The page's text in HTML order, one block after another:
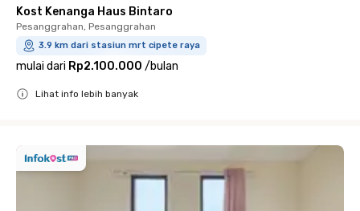
Kost Kenanga Haus Bintaro
Pesanggrahan, Pesanggrahan
3.9 km dari stasiun mrt cipete raya
mulai dari Rp2.100.000 /bulan
Lihat info lebih banyak